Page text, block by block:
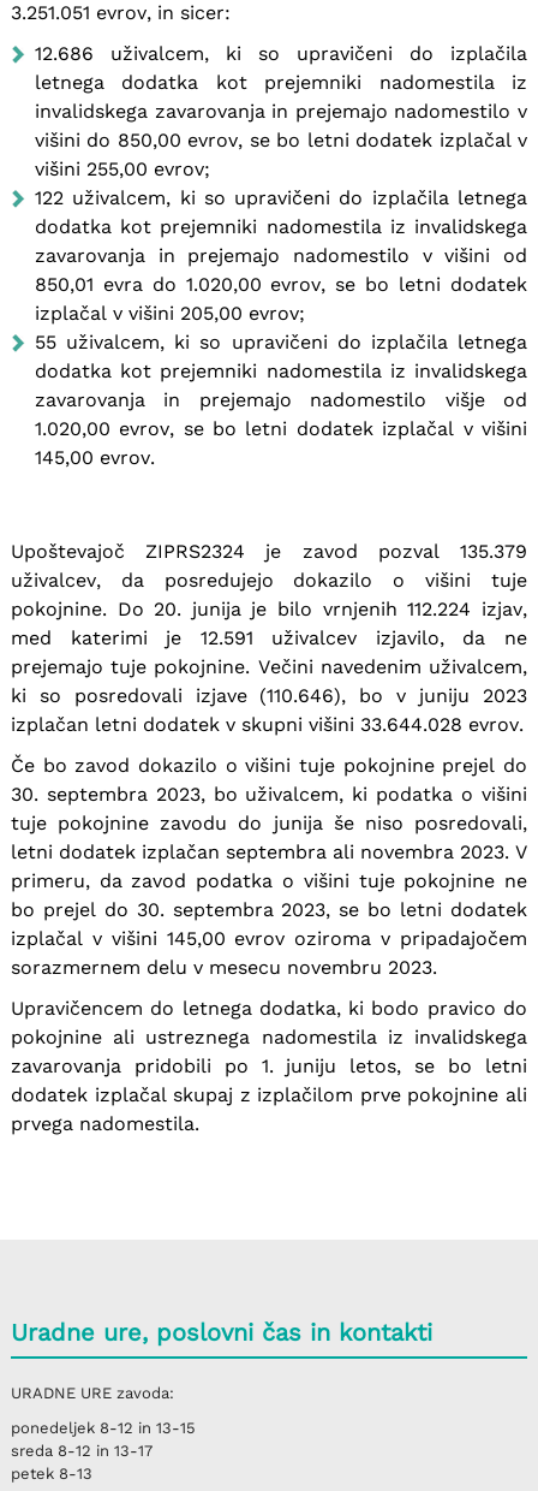
3.251.051 evrov, in sicer:
12.686 uživalcem, ki so upravičeni do izplačila
letnega dodatka kot prejemniki nadomestila iz
invalidskega zavarovanja in prejemajo nadomestilo v
višini do 850,00 evrov, se bo letni dodatek izplačal v
višini 255,00 evrov;
122 uživalcem, ki so upravičeni do izplačila letnega
dodatka kot prejemniki nadomestila iz invalidskega
zavarovanja in prejemajo nadomestilo v višini od
850,01 evra do 1.020,00 evrov, se bo letni dodatek
izplačal v višini 205,00 evrov;
55 uživalcem, ki so upravičeni do izplačila letnega
dodatka kot prejemniki nadomestila iz invalidskega
zavarovanja in prejemajo nadomestilo višje od
1.020,00 evrov, se bo letni dodatek izplačal v višini
145,00 evrov.
Upoštevajoč ZIPRS2324 je zavod pozval 135.379
uživalcev, da posredujejo dokazilo o višini tuje
pokojnine. Do 20. junija je bilo vrnjenih 112.224 izjav,
med katerimi je 12.591 uživalcev izjavilo, da ne
prejemajo tuje pokojnine. Večini navedenim uživalcem,
ki so posredovali izjave (110.646), bo v juniju 2023
izplačan letni dodatek v skupni višini 33.644.028 evrov.
Če bo zavod dokazilo o višini tuje pokojnine prejel do
30. septembra 2023, bo uživalcem, ki podatka o višini
tuje pokojnine zavodu do junija še niso posredovali,
letni dodatek izplačan septembra ali novembra 2023. V
primeru, da zavod podatka o višini tuje pokojnine ne
bo prejel do 30. septembra 2023, se bo letni dodatek
izplačal v višini 145,00 evrov oziroma v pripadajočem
sorazmernem delu v mesecu novembru 2023.
Upravičencem do letnega dodatka, ki bodo pravico do
pokojnine ali ustreznega nadomestila iz invalidskega
zavarovanja pridobili po 1. juniju letos, se bo letni
dodatek izplačal skupaj z izplačilom prve pokojnine ali
prvega nadomestila.
Uradne ure, poslovni čas in kontakti
URADNE UREzavoda:
ponedeljek8-12 in 13-15
sreda 8-12 in 13-17
petek8-13